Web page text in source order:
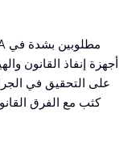
أجهزة إنفاذ القانون
على التحقيق في
كثب مع الفرق